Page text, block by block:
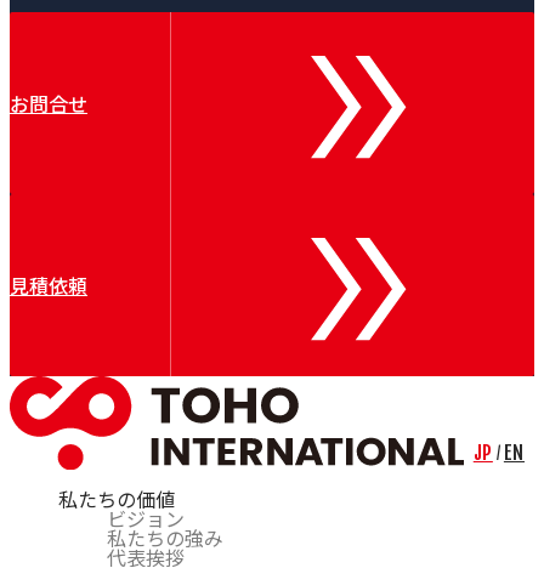
お問合せ
見積依頼
私たちの価値
ビジョン
私たちの強み
代表挨拶
JP / EN